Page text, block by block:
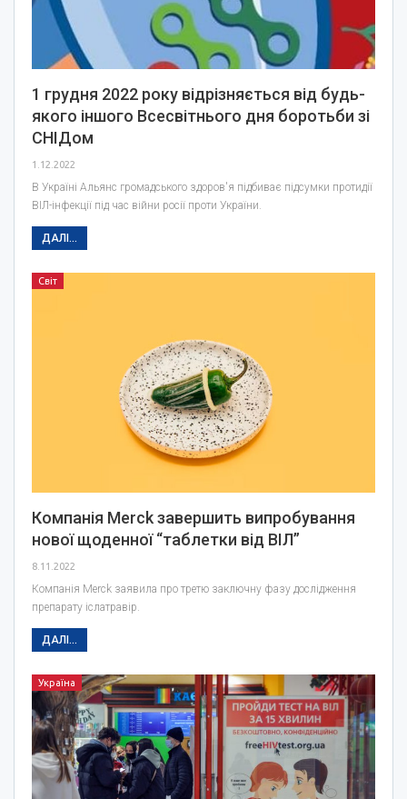
1 грудня 2022 року відрізняється від будь-
якого іншого Всесвітнього дня боротьби зі
СНІДом
1.12.2022
В Україні Альянс громадського здоров'я підбиває підсумки протидії
ВІЛ-інфекції під час війни росії проти України.
ДАЛІ...
Світ
Компанія Merck завершить випробування
нової щоденної “таблетки від ВІЛ”
8.11.2022
Компанія Merck заявила про третю заключну фазу дослідження
препарату іслатравір.
ДАЛІ...
Україна